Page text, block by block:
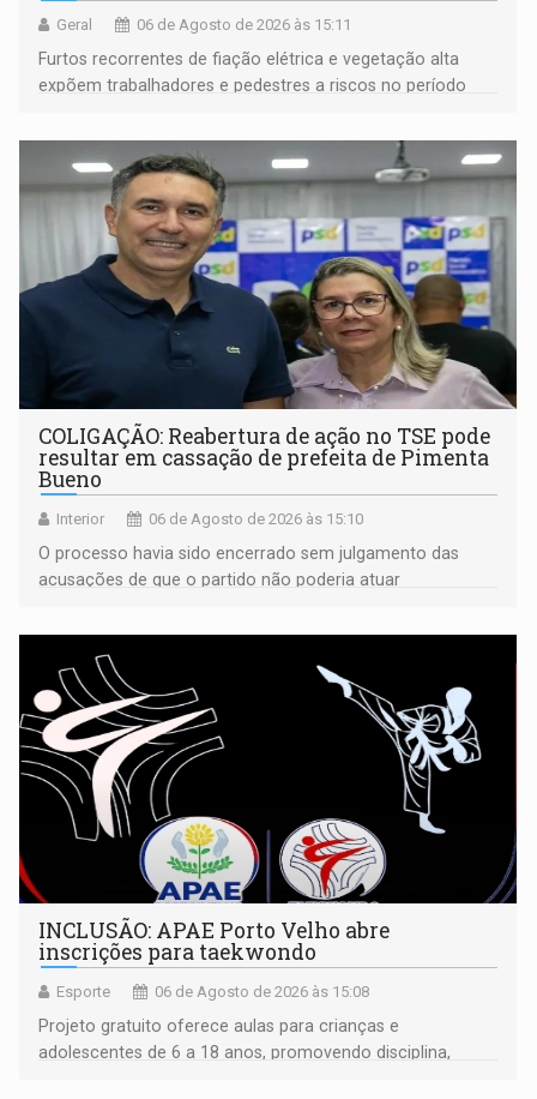
Geral 06 de Agosto de 2026 às 15:11
Furtos recorrentes de fiação elétrica e vegetação alta
expõem trabalhadores e pedestres a riscos no período
COLIGAÇÃO: Reabertura de ação no TSE pode
resultar em cassação de prefeita de Pimenta
Bueno
Interior 06 de Agosto de 2026 às 15:10
O processo havia sido encerrado sem julgamento das
acusações de que o partido não poderia atuar
INCLUSÃO: APAE Porto Velho abre
inscrições para taekwondo
Esporte 06 de Agosto de 2026 às 15:08
Projeto gratuito oferece aulas para crianças e
adolescentes de 6 a 18 anos, promovendo disciplina,